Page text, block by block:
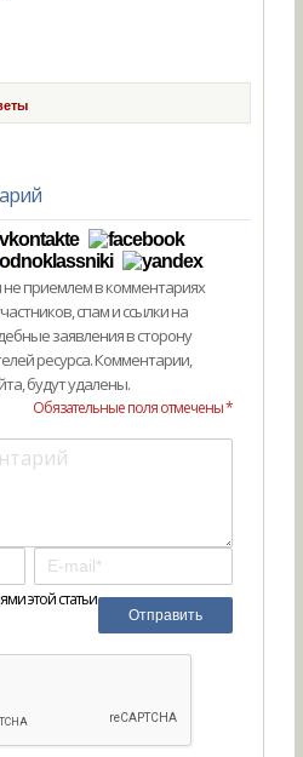
приемлем в комментариях
спам и ссылки на
заявления в сторону
ресурса. Комментарии,
будут удалены.
Обязательные поля отмечены *
этой статьи